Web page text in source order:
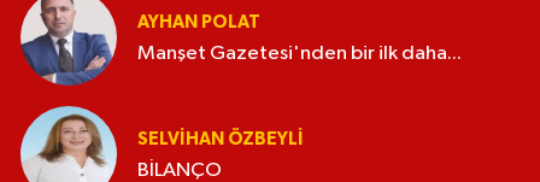
AYHAN POLAT
Manşet Gazetesi'nden bir ilk daha...
SELVIHAN ÖZBEYLI
BİLANÇO